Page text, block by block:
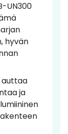
UN300
hyvän
auttaa
ja